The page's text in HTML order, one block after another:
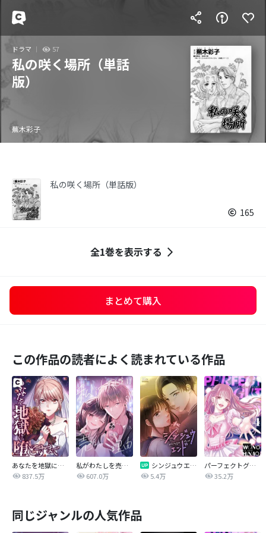
ドラマ 57
私の咲く場所（単話
版）
蕪木彩子
私の咲く場所（単話版）
165
全1巻を表示する
まとめて購入
この作品の読者によく読まれている作品
あなたを地獄に堕とすまで
837.5万
私がわたしを売る理由
607.0万
シンジュウエンド【タテヨミ】
5.4万
パーフェクトグリッター
35.2万
同じジャンルの人気作品